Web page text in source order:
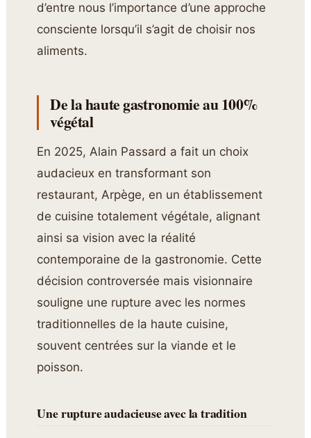
d’entre nous l’importance d’une approche
consciente lorsqu’il s’agit de choisir nos
aliments.
De la haute gastronomie au 100%
végétal
En 2025, Alain Passard a fait un choix
audacieux en transformant son
restaurant, Arpège, en un établissement
de cuisine totalement végétale, alignant
ainsi sa vision avec la réalité
contemporaine de la gastronomie. Cette
décision controversée mais visionnaire
souligne une rupture avec les normes
traditionnelles de la haute cuisine,
souvent centrées sur la viande et le
poisson.
Une rupture audacieuse avec la tradition